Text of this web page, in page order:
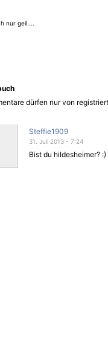
nur geil....
dürfen nur von
Steffie1909
31. Juli 2013 - 7:24
Bist du hildesheimer? :)